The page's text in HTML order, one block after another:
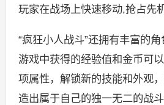
玩家在战场上快速移动,抢占先机
“疯狂小人战斗”还拥有丰富的
游戏中获得的经验值和金币可
项属性，解锁新的技能和外观
造出属于自己的独一无二的战